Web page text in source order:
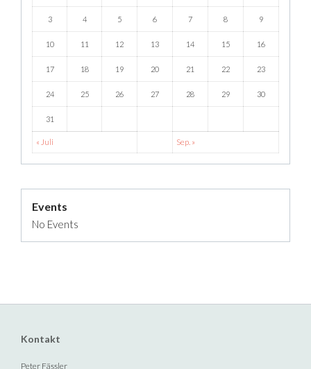
3 4 5 6 7 8 9
10 11 12 13 14 15 16
17 18 19 20 21 22 23
24 25 26 27 28 29 30
31
« Juli Sep. »
Events
No Events
Kontakt
Peter Fässler